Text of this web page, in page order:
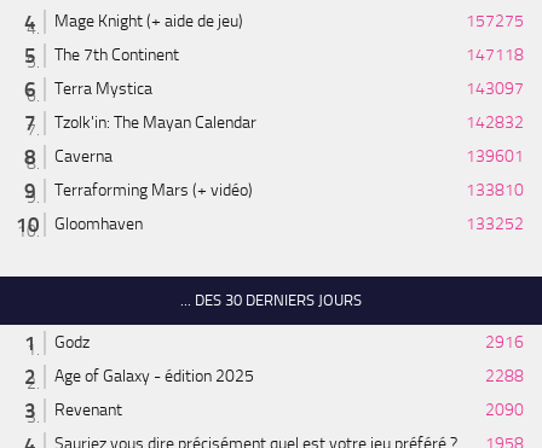
Mage Knight (+ aide de jeu)
157275
The 7th Continent
147118
Terra Mystica
143097
Tzolk'in: The Mayan Calendar
142832
Caverna
139601
Terraforming Mars (+ vidéo)
133810
Gloomhaven
133252
... DES 30 DERNIERS JOURS
Godz
2916
Age of Galaxy - édition 2025
2288
Revenant
2090